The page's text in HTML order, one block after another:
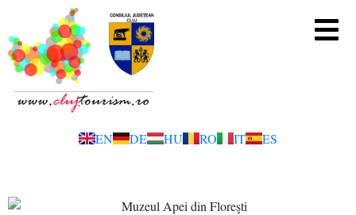
EN DE HU RO IT ES